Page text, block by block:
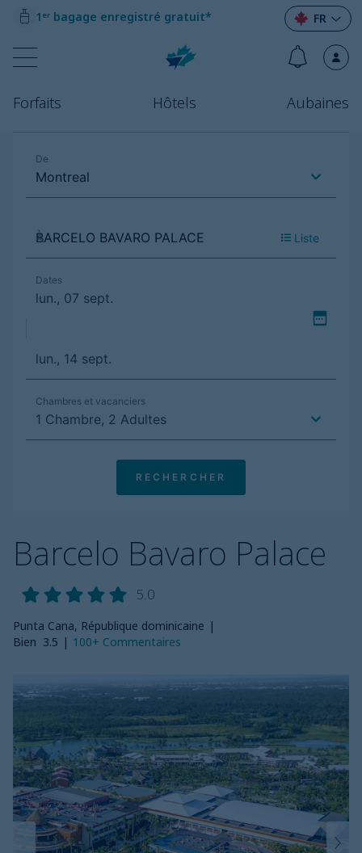
1ᵉʳ bagage enregistré gratuit*
Forfaits Hôtels Aubaines
FR
Barcelo Bavaro Palace
5.0
Punta Cana, République dominicaine |
Bien 3.5 | 100+ Commentaires